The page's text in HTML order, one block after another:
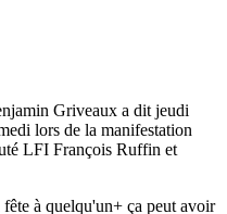
Griveaux a dit jeudi
lors de la manifestation
LFI François Ruffin et
à quelqu'un+ ça peut avoir